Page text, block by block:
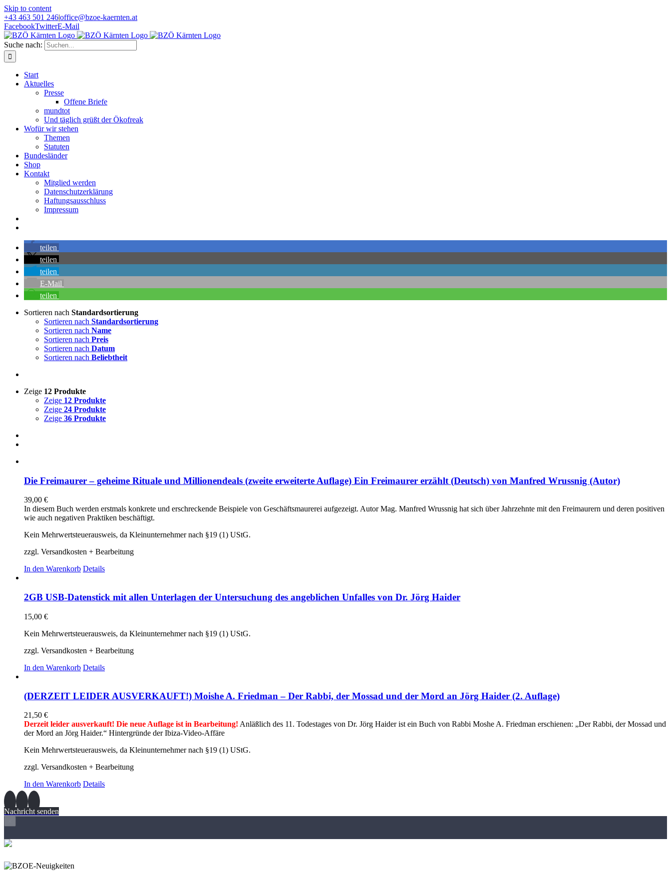
Skip to content
+43 463 501 246|office@bzoe-kaernten.at
FacebookTwitterE-Mail
Suche nach:
Start
Aktuelles
Presse
Offene Briefe
mundtot
Und täglich grüßt der Ökofreak
Wofür wir stehen
Themen
Statuten
Bundesländer
Shop
Kontakt
Mitglied werden
Datenschutzerklärung
Haftungsausschluss
Impressum
teilen
teilen
teilen
E-Mail
teilen
Sortieren nach Standardsortierung
Sortieren nach Standardsortierung
Sortieren nach Name
Sortieren nach Preis
Sortieren nach Datum
Sortieren nach Beliebtheit
Zeige 12 Produkte
Zeige 12 Produkte
Zeige 24 Produkte
Zeige 36 Produkte
Die Freimaurer – geheime Rituale und Millionendeals (zweite erweiterte Auflage) Ein Freimaurer erzählt (Deutsch) von Manfred Wrussnig (Autor)
39,00 €
In diesem Buch werden erstmals konkrete und erschreckende Beispiele von Geschäftsmaurerei aufgezeigt. Autor Mag. Manfred Wrussnig hat sich über Jahrzehnte mit den Freimaurern und deren positiven
wie auch negativen Praktiken beschäftigt.
Kein Mehrwertsteuerausweis, da Kleinunternehmer nach §19 (1) UStG.
zzgl. Versandkosten + Bearbeitung
In den Warenkorb Details
2GB USB-Datenstick mit allen Unterlagen der Untersuchung des angeblichen Unfalles von Dr. Jörg Haider
15,00 €
Kein Mehrwertsteuerausweis, da Kleinunternehmer nach §19 (1) UStG.
zzgl. Versandkosten + Bearbeitung
In den Warenkorb Details
(DERZEIT LEIDER AUSVERKAUFT!) Moishe A. Friedman – Der Rabbi, der Mossad und der Mord an Jörg Haider (2. Auflage)
21,50 €
Derzeit leider ausverkauft! Die neue Auflage ist in Bearbeitung! Anläßlich des 11. Todestages von Dr. Jörg Haider ist ein Buch von Rabbi Moshe A. Friedman erschienen: „Der Rabbi, der Mossad und
der Mord an Jörg Haider.“ Hintergründe der Ibiza-Video-Affäre
Kein Mehrwertsteuerausweis, da Kleinunternehmer nach §19 (1) UStG.
zzgl. Versandkosten + Bearbeitung
In den Warenkorb Details
Nachricht senden